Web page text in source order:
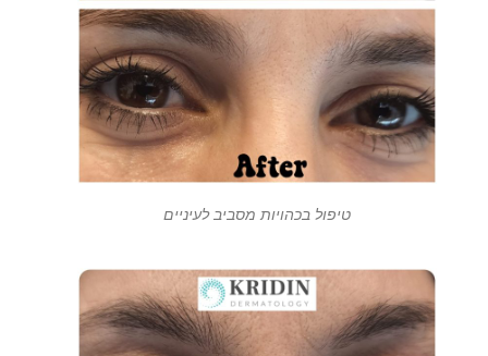
טיפול בכהויות מסביב לעיניים